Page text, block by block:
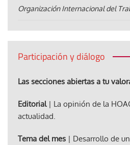
Organización Internacional del
Participación y diálogo
Las secciones abiertas a tu
Editorial| La opinión de la
actualidad.
Tema del mes | Desarrollo de